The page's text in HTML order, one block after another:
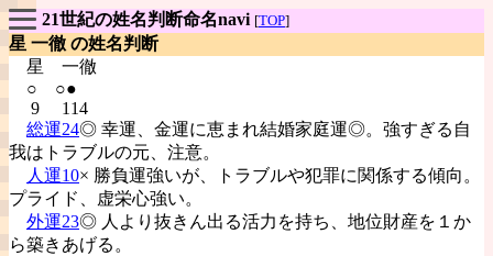
21世紀の姓名判断命名navi [TOP]
星 一徹 の姓名判断
星 一徹
○ ○●
9 114
総運24◎ 幸運、金運に恵まれ結婚家庭運◎。強すぎる自
我はトラブルの元、注意。
人運10× 勝負運強いが、トラブルや犯罪に関係する傾向。
プライド、虚栄心強い。
外運23◎ 人より抜きん出る活力を持ち、地位財産を１か
ら築きあげる。